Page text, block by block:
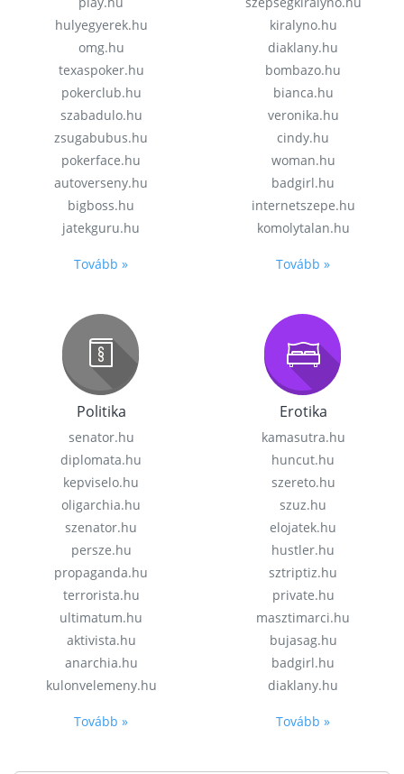
hulyegyerek.hu
omg.hu
texaspoker.hu
pokerclub.hu
szabadulo.hu
zsugabubus.hu
pokerface.hu
autoverseny.hu
bigboss.hu
jatekguru.hu
Tovább »
kiralyno.hu
diaklany.hu
bombazo.hu
bianca.hu
veronika.hu
cindy.hu
woman.hu
badgirl.hu
internetszepe.hu
komolytalan.hu
Tovább »
Politika
senator.hu
diplomata.hu
kepviselo.hu
oligarchia.hu
szenator.hu
persze.hu
propaganda.hu
terrorista.hu
ultimatum.hu
aktivista.hu
anarchia.hu
kulonvelemeny.hu
Tovább »
Erotika
kamasutra.hu
huncut.hu
szereto.hu
szuz.hu
elojatek.hu
hustler.hu
sztriptiz.hu
private.hu
masztimarci.hu
bujasag.hu
badgirl.hu
diaklany.hu
Tovább »